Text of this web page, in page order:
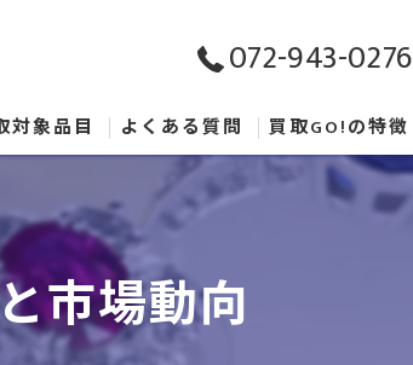
072-943-0276
対象品目 よくある質問 買取GO!の特徴
市場動向